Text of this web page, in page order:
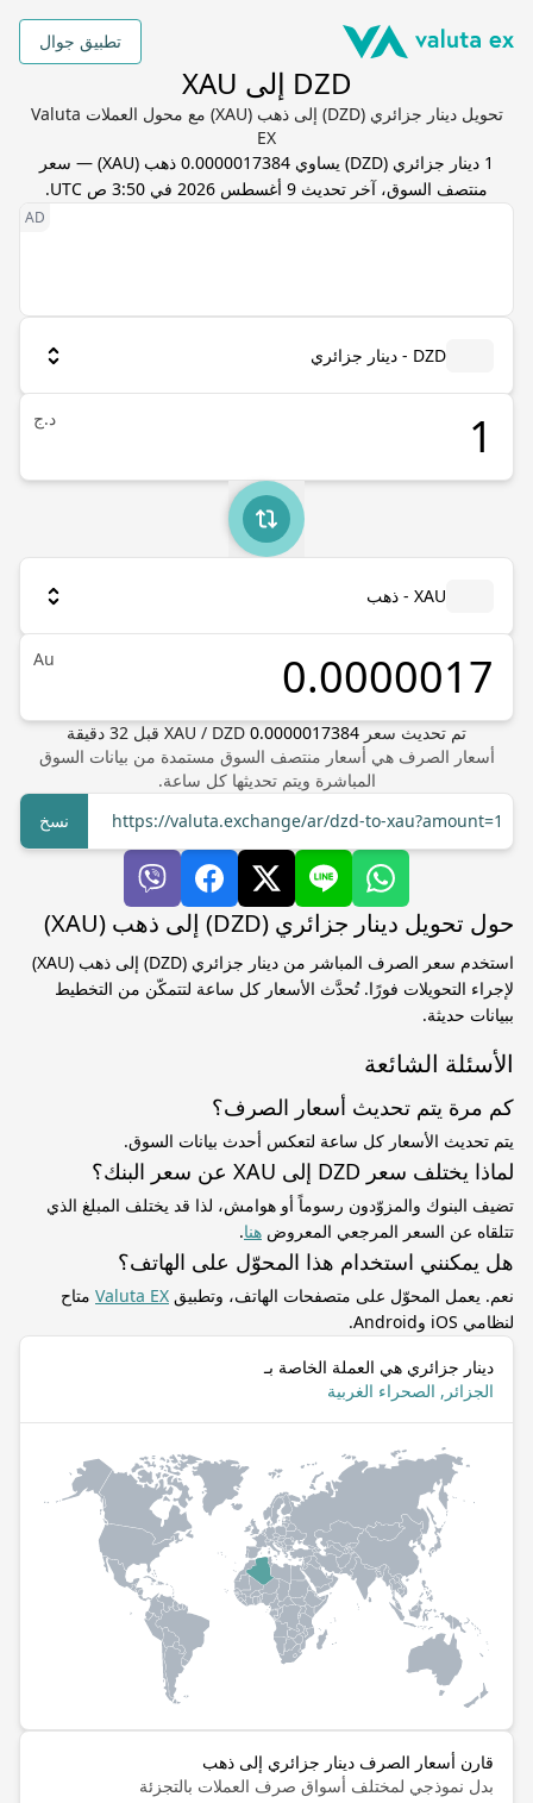
تطبيق جوال
DZD إلى XAU
تحويل دينار جزائري (DZD) إلى ذهب (XAU) مع محول العملات Valuta
EX
1 دينار جزائري (
DZD) يساوي 0.0000017384 ذهب (
XAU) — سعر
منتصف السوق، آخر تحديث 9 أغسطس 2026 في 3:50 ص UTC .
DZD - دينار جزائري
د.ج
XAU - ذهب
Au
تم تحديث سعر XAU / DZD 0.0000017384 قبل 32 دقيقة
أسعار الصرف هي أسعار منتصف السوق مستمدة من بيانات السوق
المباشرة ويتم تحديثها كل ساعة.
https://valuta.exchange/ar/dzd-to-xau?amount=1
نسخ
حول تحويل دينار جزائري (DZD) إلى ذهب (XAU)
استخدم سعر الصرف المباشر من دينار جزائري (DZD) إلى ذهب (XAU)
لإجراء التحويلات فورًا. تُحدَّث الأسعار كل ساعة لتتمكّن من التخطيط
ببيانات حديثة.
الأسئلة الشائعة
كم مرة يتم تحديث أسعار الصرف؟
يتم تحديث الأسعار كل ساعة لتعكس أحدث بيانات السوق.
لماذا يختلف سعر DZD إلى XAU عن سعر البنك؟
تضيف البنوك والمزوّدون رسوماً أو هوامش، لذا قد يختلف المبلغ الذي
تتلقاه عن السعر المرجعي المعروض هنا.
هل يمكنني استخدام هذا المحوّل على الهاتف؟
نعم. يعمل المحوّل على متصفحات الهاتف، وتطبيق Valuta EX متاح
لنظامي iOS وAndroid.
دينار جزائري هي العملة الخاصة بـ
الجزائر, الصحراء الغربية
قارن أسعار الصرف دينار جزائري إلى ذهب
بدل نموذجي لمختلف أسواق صرف العملات بالتجزئة